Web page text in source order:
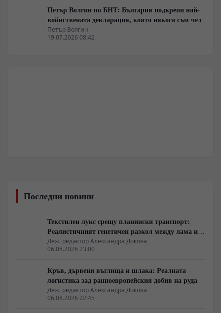
Петър Волгин по БНТ: България подкрепи най-
войнствената декларация, която някога съм чел
Петър Волгин
19.07.2026 08:42
Последни новини
Текстилен лукс срещу планински транспорт:
Реалистичният генетичен разкол между лама и
алпака
Деж. редактор Александра Докова
06.08.2026 23:00
Кръв, дървени въглища и шлака: Реалната
логистика зад ранноевропейския добив на руда
Деж. редактор Александра Докова
06.08.2026 22:45